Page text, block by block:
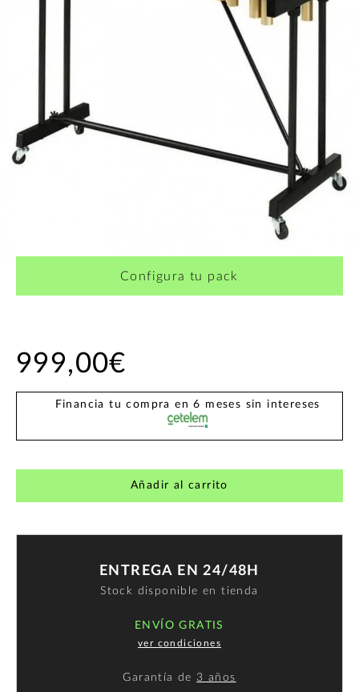
Configura tu pack
999,00€
Financia tu compra en 6 meses sin intereses
Añadir al carrito
ENTREGA EN 24/48H
Stock disponible en tienda
ENVÍO GRATIS
ver condiciones
Garantía de 3 años